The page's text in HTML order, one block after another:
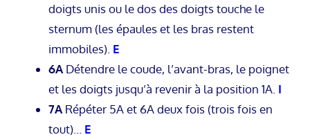
doigts unis ou le dos des doigts touche le
sternum (les épaules et les bras restent
immobiles). E
6A Détendre le coude, l’avant-bras, le poignet
et les doigts jusqu’à revenir à la position 1A. I
7A Répéter 5A et 6A deux fois (trois fois en
tout)… E